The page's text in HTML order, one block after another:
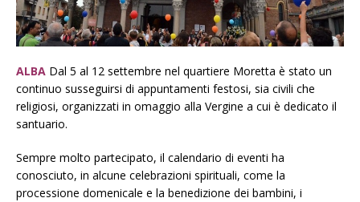
ALBA Dal 5 al 12 settembre nel quartiere Moretta è stato un
continuo susseguirsi di appuntamenti festosi, sia civili che
religiosi, organizzati in omaggio alla Vergine a cui è dedicato il
santuario.
Sempre molto partecipato, il calendario di eventi ha
conosciuto, in alcune celebrazioni spirituali, come la
processione domenicale e la benedizione dei bambini, i